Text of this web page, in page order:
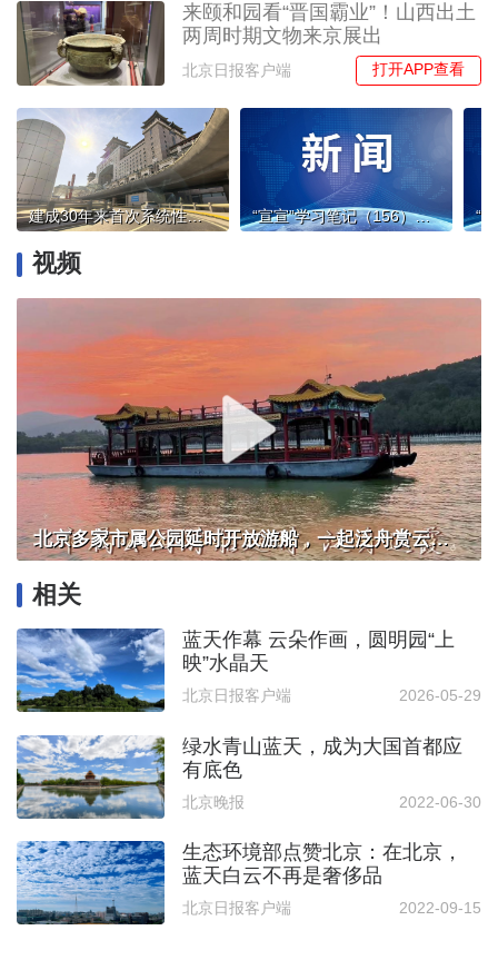
来颐和园看“晋国霸业”！山西出土
两周时期文物来京展出
北京日报客户端 打开APP查看
建成30年来首次系统性大修！北京西站螺旋盘道焕新颜 “宣宣”学习笔记（156）丨锚定新目标 奋力开新局——学习领会中央经济工作会议精神
视频
北京多家市属公园延时开放游船，一起泛舟赏云霞！
相关
蓝天作幕 云朵作画，圆明园“上
映”水晶天
北京日报客户端 2026-05-29
绿水青山蓝天，成为大国首都应
有底色
北京晚报 2022-06-30
生态环境部点赞北京：在北京，
蓝天白云不再是奢侈品
北京日报客户端 2022-09-15